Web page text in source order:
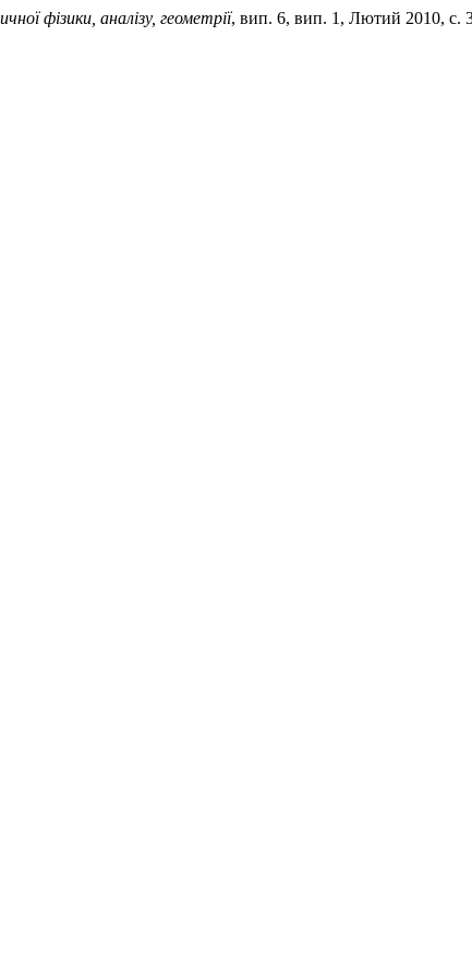
фізики, аналізу, геометрії, вип. 6, вип. 1, Лютий 2010, с.